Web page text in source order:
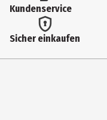
Carletto Deutschland GmbH
Herstelleradresse
Kundenservice
Sicher einkaufen